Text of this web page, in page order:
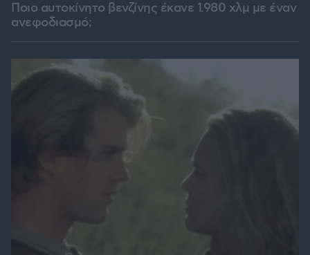
Ποιο αυτοκίνητο βενζίνης έκανε 1.980 χλμ με έναν
ανεφοδιασμό;